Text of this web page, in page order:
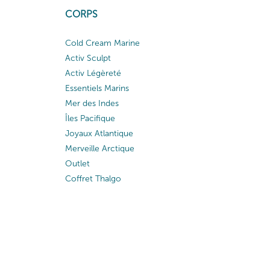
CORPS
Cold Cream Marine
Activ Sculpt
Activ Légèreté
Essentiels Marins
Mer des Indes
Îles Pacifique
Joyaux Atlantique
Merveille Arctique
Outlet
Coffret Thalgo